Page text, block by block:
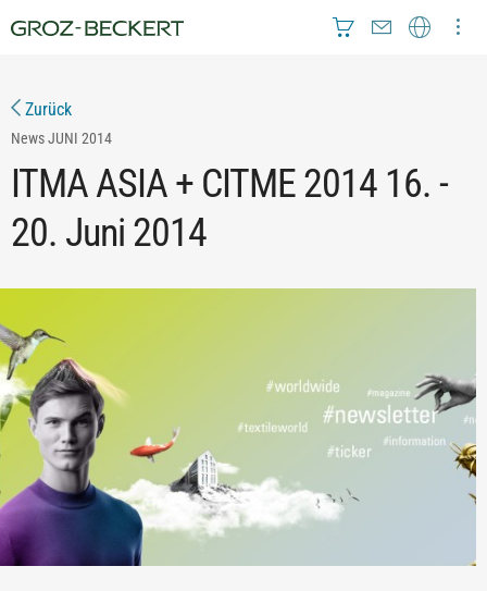
Zurück
NewsJUNI 2014
ITMA ASIA + CITME 2014 16. -
20. Juni 2014